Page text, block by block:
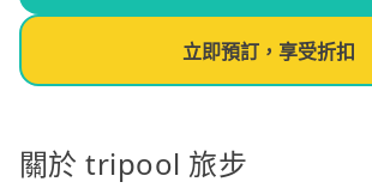
立即預訂，享受折扣
關於 tripool 旅步